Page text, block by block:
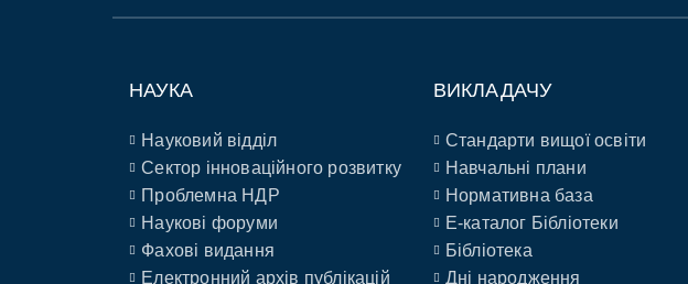
НАУКА
Науковий відділ
Сектор інноваційного розвитку
Проблемна НДР
Наукові форуми
Фахові видання
Електронний архів публікацій
ВИКЛАДАЧУ
Стандарти вищої освіти
Навчальні плани
Нормативна база
E-каталог Бібліотеки
Бібліотека
Дні народження